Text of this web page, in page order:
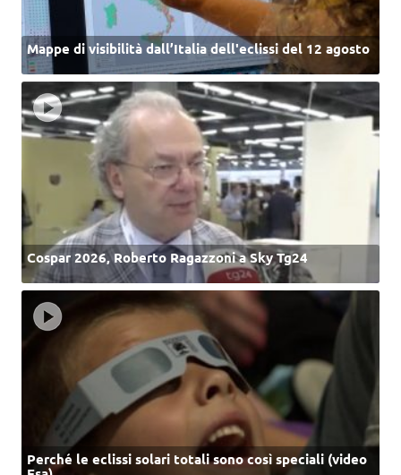
Mappe di visibilità dall’Italia dell'eclissi del 12 agosto
Cospar 2026, Roberto Ragazzoni a Sky Tg24
Perché le eclissi solari totali sono così speciali (video